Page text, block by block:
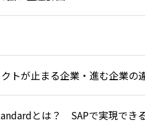
とは？ SAPで実現でき